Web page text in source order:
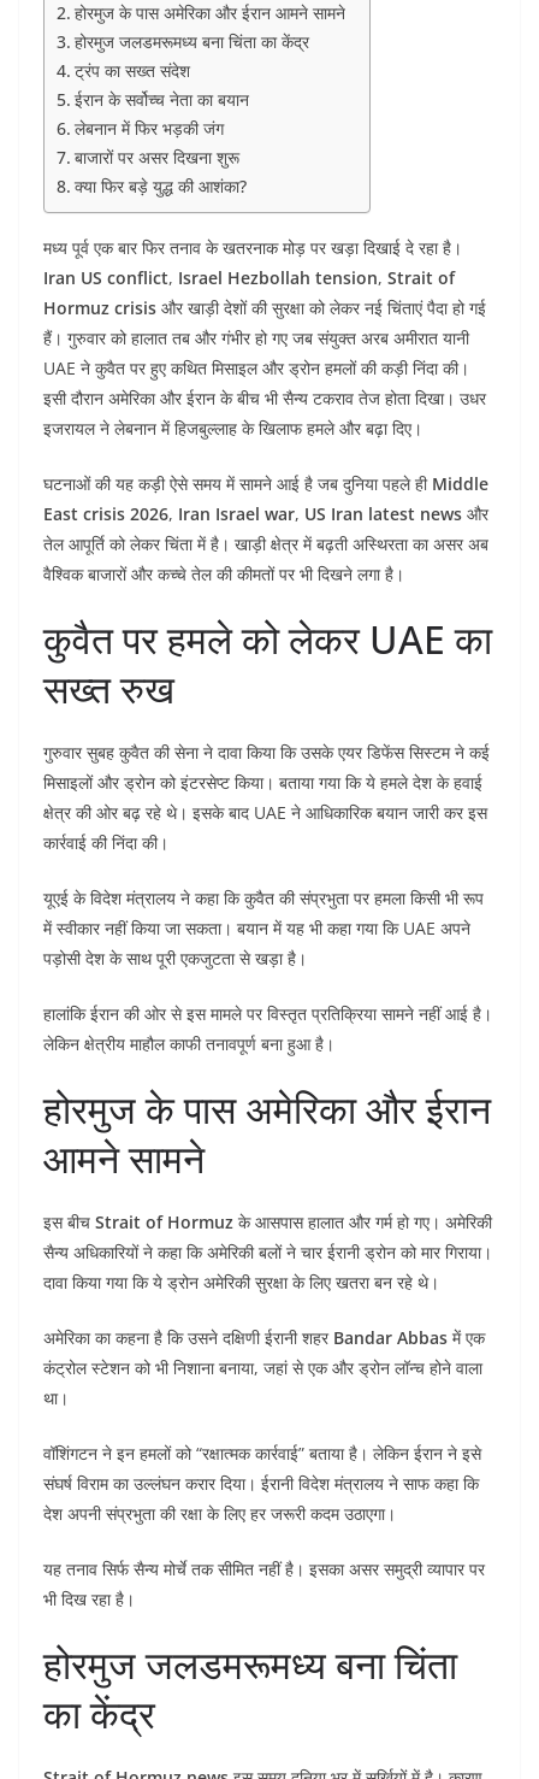
होरमुज के पास अमेरिका और ईरान आमने सामने
होरमुज जलडमरूमध्य बना चिंता का केंद्र
ट्रंप का सख्त संदेश
ईरान के सर्वोच्च नेता का बयान
लेबनान में फिर भड़की जंग
बाजारों पर असर दिखना शुरू
क्या फिर बड़े युद्ध की आशंका?
मध्य पूर्व एक बार फिर तनाव के खतरनाक मोड़ पर खड़ा दिखाई दे रहा है।
Iran US conflict, Israel Hezbollah tension, Strait of
Hormuz crisis और खाड़ी देशों की सुरक्षा को लेकर नई चिंताएं पैदा हो गई
हैं। गुरुवार को हालात तब और गंभीर हो गए जब संयुक्त अरब अमीरात यानी
UAE ने कुवैत पर हुए कथित मिसाइल और ड्रोन हमलों की कड़ी निंदा की।
इसी दौरान अमेरिका और ईरान के बीच भी सैन्य टकराव तेज होता दिखा। उधर
इजरायल ने लेबनान में हिजबुल्लाह के खिलाफ हमले और बढ़ा दिए।
घटनाओं की यह कड़ी ऐसे समय में सामने आई है जब दुनिया पहले ही Middle
East crisis 2026, Iran Israel war, US Iran latest news और
तेल आपूर्ति को लेकर चिंता में है। खाड़ी क्षेत्र में बढ़ती अस्थिरता का असर अब
वैश्विक बाजारों और कच्चे तेल की कीमतों पर भी दिखने लगा है।
कुवैत पर हमले को लेकर UAE का
सख्त रुख
गुरुवार सुबह कुवैत की सेना ने दावा किया कि उसके एयर डिफेंस सिस्टम ने कई
मिसाइलों और ड्रोन को इंटरसेप्ट किया। बताया गया कि ये हमले देश के हवाई
क्षेत्र की ओर बढ़ रहे थे। इसके बाद UAE ने आधिकारिक बयान जारी कर इस
कार्रवाई की निंदा की।
यूएई के विदेश मंत्रालय ने कहा कि कुवैत की संप्रभुता पर हमला किसी भी रूप
में स्वीकार नहीं किया जा सकता। बयान में यह भी कहा गया कि UAE अपने
पड़ोसी देश के साथ पूरी एकजुटता से खड़ा है।
हालांकि ईरान की ओर से इस मामले पर विस्तृत प्रतिक्रिया सामने नहीं आई है।
लेकिन क्षेत्रीय माहौल काफी तनावपूर्ण बना हुआ है।
होरमुज के पास अमेरिका और ईरान
आमने सामने
इस बीच Strait of Hormuz के आसपास हालात और गर्म हो गए। अमेरिकी
सैन्य अधिकारियों ने कहा कि अमेरिकी बलों ने चार ईरानी ड्रोन को मार गिराया।
दावा किया गया कि ये ड्रोन अमेरिकी सुरक्षा के लिए खतरा बन रहे थे।
अमेरिका का कहना है कि उसने दक्षिणी ईरानी शहर Bandar Abbas में एक
कंट्रोल स्टेशन को भी निशाना बनाया, जहां से एक और ड्रोन लॉन्च होने वाला
था।
वॉशिंगटन ने इन हमलों को “रक्षात्मक कार्रवाई” बताया है। लेकिन ईरान ने इसे
संघर्ष विराम का उल्लंघन करार दिया। ईरानी विदेश मंत्रालय ने साफ कहा कि
देश अपनी संप्रभुता की रक्षा के लिए हर जरूरी कदम उठाएगा।
यह तनाव सिर्फ सैन्य मोर्चे तक सीमित नहीं है। इसका असर समुद्री व्यापार पर
भी दिख रहा है।
होरमुज जलडमरूमध्य बना चिंता
का केंद्र